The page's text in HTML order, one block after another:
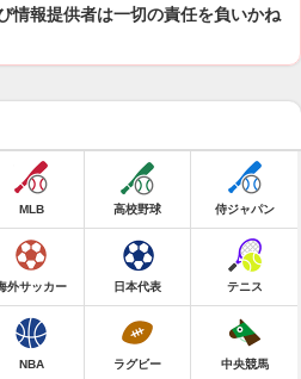
情報提供者は一切の責任を負いかね
MLB 高校野球 侍ジャパン
外サッカー 日本代表 テニス
NBA ラグビー 中央競馬